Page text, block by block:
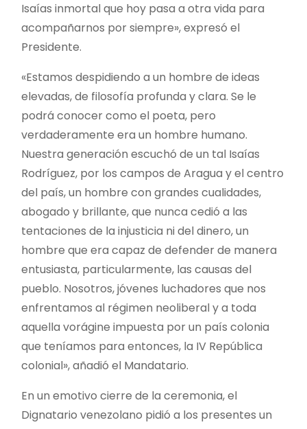
Isaías inmortal que hoy pasa a otra vida para
acompañarnos por siempre», expresó el
Presidente.
«Estamos despidiendo a un hombre de ideas
elevadas, de filosofía profunda y clara. Se le
podrá conocer como el poeta, pero
verdaderamente era un hombre humano.
Nuestra generación escuchó de un tal Isaías
Rodríguez, por los campos de Aragua y el centro
del país, un hombre con grandes cualidades,
abogado y brillante, que nunca cedió a las
tentaciones de la injusticia ni del dinero, un
hombre que era capaz de defender de manera
entusiasta, particularmente, las causas del
pueblo. Nosotros, jóvenes luchadores que nos
enfrentamos al régimen neoliberal y a toda
aquella vorágine impuesta por un país colonia
que teníamos para entonces, la IV República
colonial», añadió el Mandatario.
En un emotivo cierre de la ceremonia, el
Dignatario venezolano pidió a los presentes un